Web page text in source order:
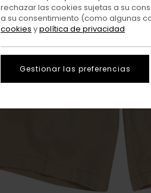
rechazar las cookies sujetas a su
a su consentimiento (como algunas
cookies ypolítica de privacidad
Gestionar las preferencias